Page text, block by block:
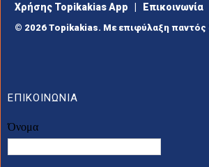
Χρήσης Topikakias App
Επικοινωνία
© 2026 Topikakias. Με επιφύλαξη παντός
ΕΠΙΚΟΙΝΩΝΙΑ
Όνομα